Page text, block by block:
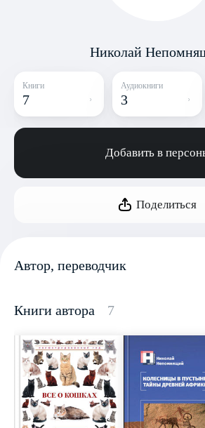
Николай
Книги
7
Аудиокниги
3
Добавить в
Поделиться
Автор, переводчик
Книги автора 7